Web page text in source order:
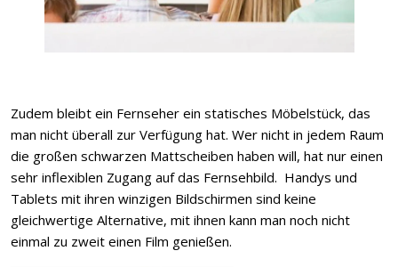
Zudem bleibt ein Fernseher ein statisches Möbelstück, das
man nicht überall zur Verfügung hat. Wer nicht in jedem Raum
die großen schwarzen Mattscheiben haben will, hat nur einen
sehr inflexiblen Zugang auf das Fernsehbild. Handys und
Tablets mit ihren winzigen Bildschirmen sind keine
gleichwertige Alternative, mit ihnen kann man noch nicht
einmal zu zweit einen Film genießen.